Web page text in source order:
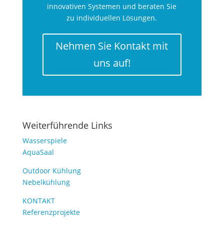
innovativen Systemen und beraten Sie
zu individuellen Lösungen.
Nehmen Sie Kontakt mit
uns auf!
Weiterführende Links
Wasserspiele
AquaSaal
Outdoor Kühlung
Nebelkühlung
KONTAKT
Referenzprojekte